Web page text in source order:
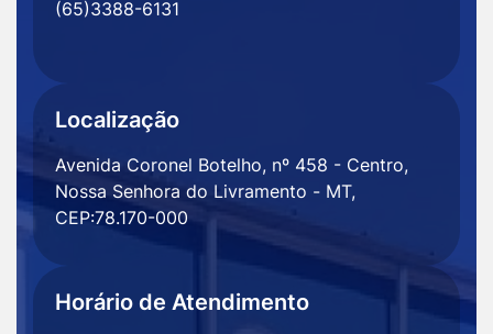
(65)3388-6131
Localização
Avenida Coronel Botelho, nº 458 - Centro,
Nossa Senhora do Livramento - MT,
CEP:78.170-000
Horário de Atendimento